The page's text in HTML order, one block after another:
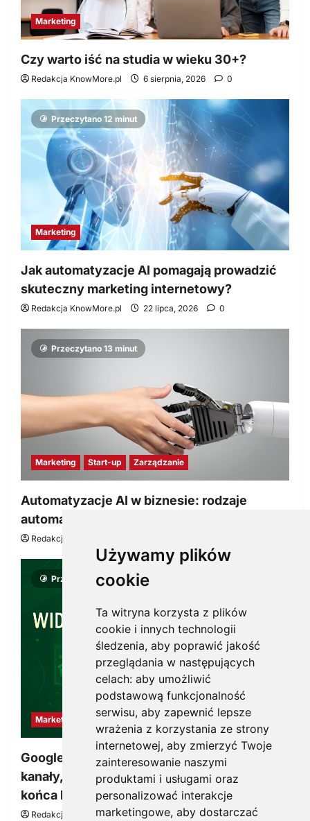
Używamy plików
cookie
Ta witryna korzysta z plików
cookie i innych technologii
śledzenia, aby poprawić jakość
przeglądania w następujących
celach: aby umożliwić
podstawową funkcjonalność
serwisu, aby zapewnić lepsze
wrażenia z korzystania ze strony
internetowej, aby zmierzyć Twoje
zainteresowanie naszymi
produktami i usługami oraz
personalizować interakcje
marketingowe, aby dostarczać
Marketing
Czy warto iść na studia w wieku 30+?
Redakcja KnowMore.pl 6 sierpnia, 2026 0
Przeczytano 12 minut
Marketing
Jak automatyzacje AI pomagają prowadzić
skuteczny marketing internetowy?
Redakcja KnowMore.pl 22 lipca, 2026 0
Przeczytano 13 minut
Marketing Start-up Zarządzanie
Automatyzacje AI w biznesie: rodzaje
automatyzacji i korzyści dla Twojej firmy
Redakcja KnowMore.pl
Przeczytano 8 minut
Marketing
Google Ads, SEO i analityka – jak połączyć
kanały, żeby reklama pracowała dłużej niż do
końca budżetu
Redakcja KnowMore.pl 20 marca, 2026 0